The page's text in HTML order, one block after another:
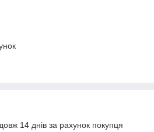
14 днів за рахунок покупця